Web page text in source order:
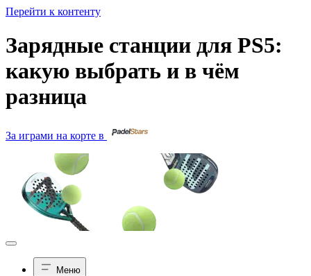
Перейти к контенту
Зарядные станции для PS5:
какую выбрать и в чём
разница
За играми на корте в
Меню